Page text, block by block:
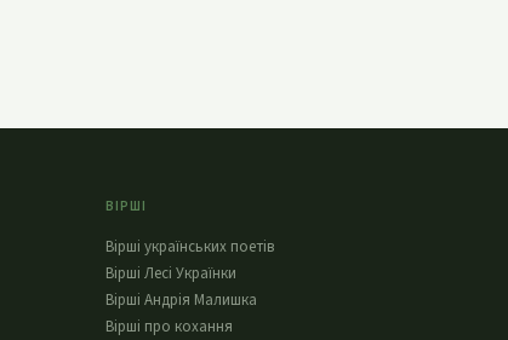
ВІРШІ
Вірші українських поетів
Вірші Лесі Українки
Вірші Андрія Малишка
Вірші про кохання